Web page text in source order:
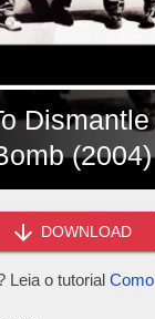
(2004)
DOWNLOAD
Leia o tutorial